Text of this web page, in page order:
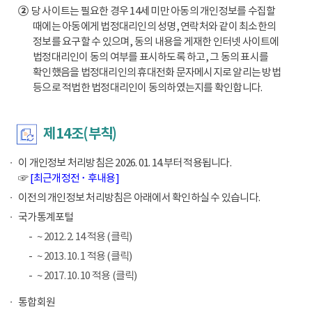
②당 사이트는 필요한 경우 14세 미만 아동의 개인정보를 수집할
때에는 아동에게 법정대리인의 성명, 연락처와 같이 최소한의
정보를 요구할 수 있으며, 동의 내용을 게재한 인터넷 사이트에
법정대리인이 동의 여부를 표시하도록 하고, 그 동의 표시를
확인했음을 법정대리인의 휴대전화 문자메시지로 알리는 방법
등으로 적법한 법정대리인이 동의하였는지를 확인합니다.
제14조(부칙)
이 개인정보 처리방침은 2026. 01. 14.부터 적용됩니다.
☞[최근개정전 ･ 후내용]
이전의 개인정보 처리방침은 아래에서 확인하실 수 있습니다.
국가통계포털
~ 2012. 2. 14 적용 (클릭)
~ 2013. 10. 1 적용 (클릭)
~ 2017. 10. 10 적용 (클릭)
통합회원